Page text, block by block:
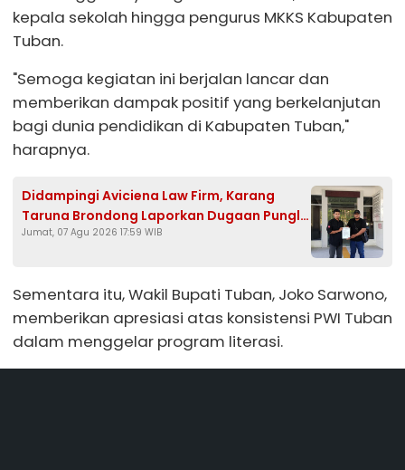
kepala sekolah hingga pengurus MKKS Kabupaten
Tuban.
"Semoga kegiatan ini berjalan lancar dan
memberikan dampak positif yang berkelanjutan
bagi dunia pendidikan di Kabupaten Tuban,"
harapnya.
Didampingi Aviciena Law Firm, Karang
Taruna Brondong Laporkan Dugaan Pungli
Kades Brengkok ke Kejari Lamongan
Jumat, 07 Agu 2026 17:59 WIB
Sementara itu, Wakil Bupati Tuban, Joko Sarwono,
memberikan apresiasi atas konsistensi PWI Tuban
dalam menggelar program literasi.